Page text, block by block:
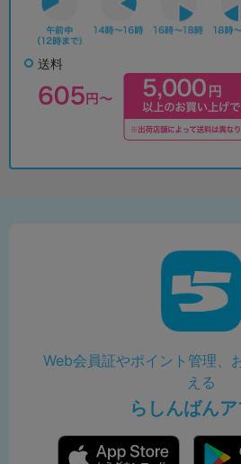
送料
Web会員証やポイント管理、
える
らしんばんア